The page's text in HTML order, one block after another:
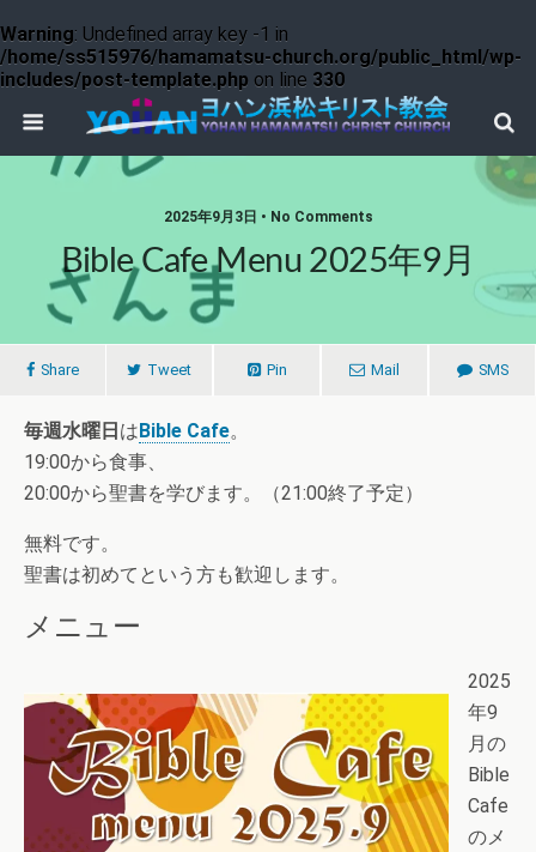
Warning: Undefined array key -1 in
/home/ss515976/hamamatsu-church.org/public_html/wp-
includes/post-template.php on line 330
2025年9月3日 • No Comments
Bible Cafe Menu 2025年9月
Share Tweet Pin Mail SMS
毎週水曜日 はBible Cafe。
19:00から食事、
20:00から聖書を学びます。（21:00終了予定）
無料です。
聖書は初めてという方も歓迎します。
メニュー
2025
年9
月の
Bible
Cafe
のメ